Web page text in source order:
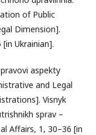
of Public
Dimension].
Ukrainian].
aspekty
and Legal
Visnyk
sprav –
Affairs, 1, 30–36 [in